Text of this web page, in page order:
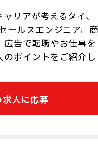
リアが考えるタイ、
ールスエンジニア、商
告で転職やお仕事を
のポイントをご紹介し
求人に応募